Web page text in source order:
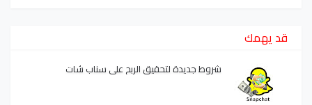
قد يهمك
شروط جديدة لتحقيق الربح على سناب شات